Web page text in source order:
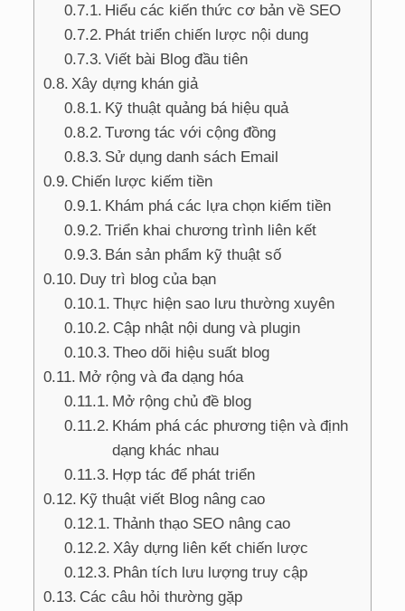
Hiểu các kiến thức cơ bản về SEO
Phát triển chiến lược nội dung
Viết bài Blog đầu tiên
Xây dựng khán giả
Kỹ thuật quảng bá hiệu quả
Tương tác với cộng đồng
Sử dụng danh sách Email
Chiến lược kiếm tiền
Khám phá các lựa chọn kiếm tiền
Triển khai chương trình liên kết
Bán sản phẩm kỹ thuật số
Duy trì blog của bạn
Thực hiện sao lưu thường xuyên
Cập nhật nội dung và plugin
Theo dõi hiệu suất blog
Mở rộng và đa dạng hóa
Mở rộng chủ đề blog
Khám phá các phương tiện và định
dạng khác nhau
Hợp tác để phát triển
Kỹ thuật viết Blog nâng cao
Thảnh thạo SEO nâng cao
Xây dựng liên kết chiến lược
Phân tích lưu lượng truy cập
Các câu hỏi thường gặp